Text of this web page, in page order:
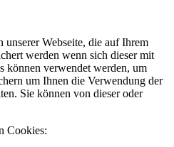
Webseite, die auf Ihrem
werden wenn sich dieser mit
können verwendet werden, um
um Ihnen die Verwendung der
Sie können von dieser oder
Cookies: